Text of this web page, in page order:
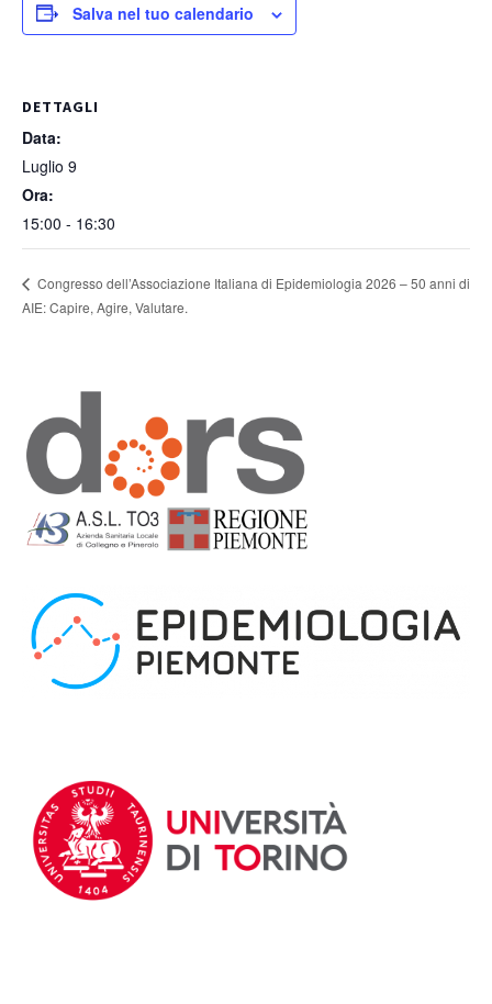
Salva nel tuo calendario
DETTAGLI
Data:
Luglio 9
Ora:
15:00 - 16:30
Congresso dell’Associazione Italiana di Epidemiologia 2026 – 50 anni di
AIE: Capire, Agire, Valutare.